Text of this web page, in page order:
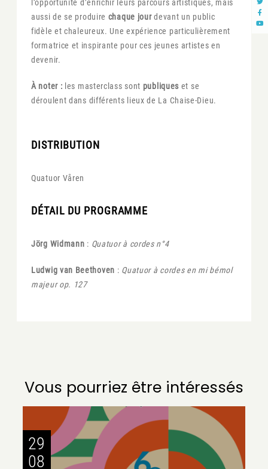
l’opportunité d’enrichir leurs parcours artistiques, mais
aussi de se produire chaque jourdevant un public
fidèle et chaleureux. Une expérience particulièrement
formatrice et inspirante pour ces jeunes artistes en
devenir.
À noter : les masterclass sont publiques et se
déroulent dans différents lieux de La Chaise-Dieu.
DISTRIBUTION
Quatuor Våren
DÉTAIL DU PROGRAMME
Jörg Widmann : Quatuor à cordes n°4
Ludwig van Beethoven : Quatuor à cordes en mi bémol
majeur op. 127
Vous pourriez être intéressés
29
08